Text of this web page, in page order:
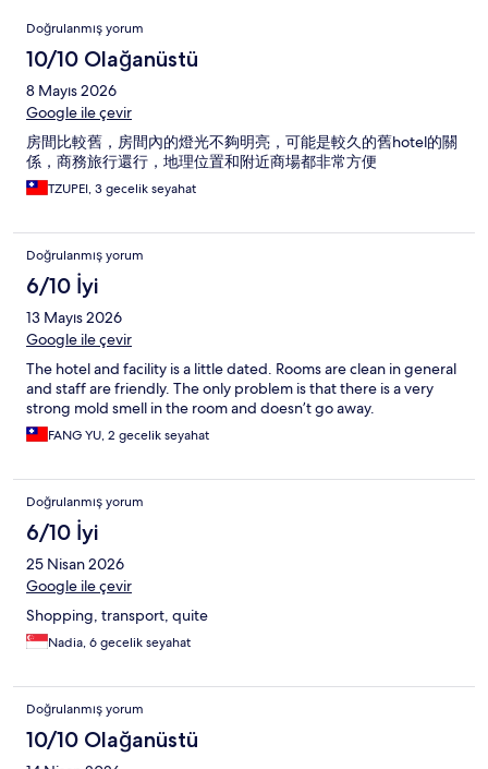
Yorumlar
Doğrulanmış yorum
10/10 Olağanüstü
8 Mayıs 2026
Google ile çevir
房間比較舊，房間內的燈光不夠明亮，可能是較久的舊hotel的關
係，商務旅行還行，地理位置和附近商場都非常方便
TZUPEI, 3 gecelik seyahat
Doğrulanmış yorum
6/10 İyi
13 Mayıs 2026
Google ile çevir
The hotel and facility is a little dated. Rooms are clean in general
and staff are friendly. The only problem is that there is a very
strong mold smell in the room and doesn’t go away.
FANG YU, 2 gecelik seyahat
Doğrulanmış yorum
6/10 İyi
25 Nisan 2026
Google ile çevir
Shopping, transport, quite
Nadia, 6 gecelik seyahat
Doğrulanmış yorum
10/10 Olağanüstü